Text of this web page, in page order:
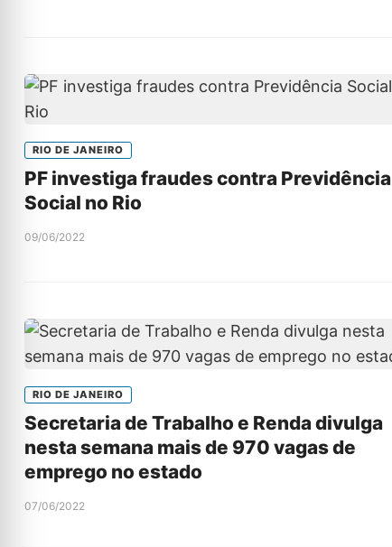
RIO DE JANEIRO
PF investiga fraudes contra Previdência
Social no Rio
09/06/2022
RIO DE JANEIRO
Secretaria de Trabalho e Renda divulga
nesta semana mais de 970 vagas de
emprego no estado
07/06/2022